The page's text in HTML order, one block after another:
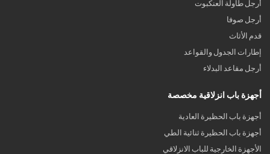
أرجل طاولة العنكبوت
أرجل صوفا
قدم الأثاث
إطارات الجدول والقواعد
أرجل مقاعد البدلاء
أجهزة باب انزلاقية مخصصة
أجهزة باب الحظيرة العادية
أجهزة باب الحظيرة ثنائية الطي
الأجهزة الخارجية للباب الانزلاقي